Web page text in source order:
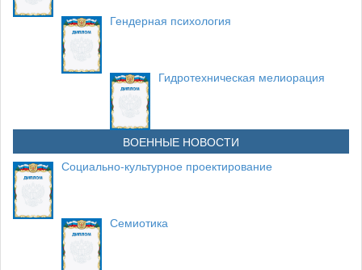
Гендерная психология
Гидротехническая мелиорация
ВОЕННЫЕ НОВОСТИ
Социально-культурное проектирование
Семиотика